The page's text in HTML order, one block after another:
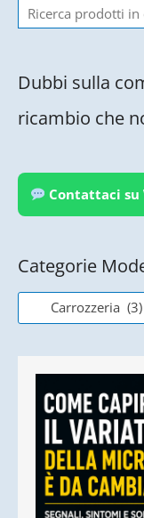
Dubbi sulla
ricambio che
Contattaci su
Categorie
Carrozzeria (3)